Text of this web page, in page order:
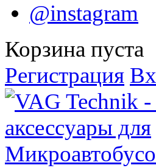
@instagram
Корзина пуста
Регистрация